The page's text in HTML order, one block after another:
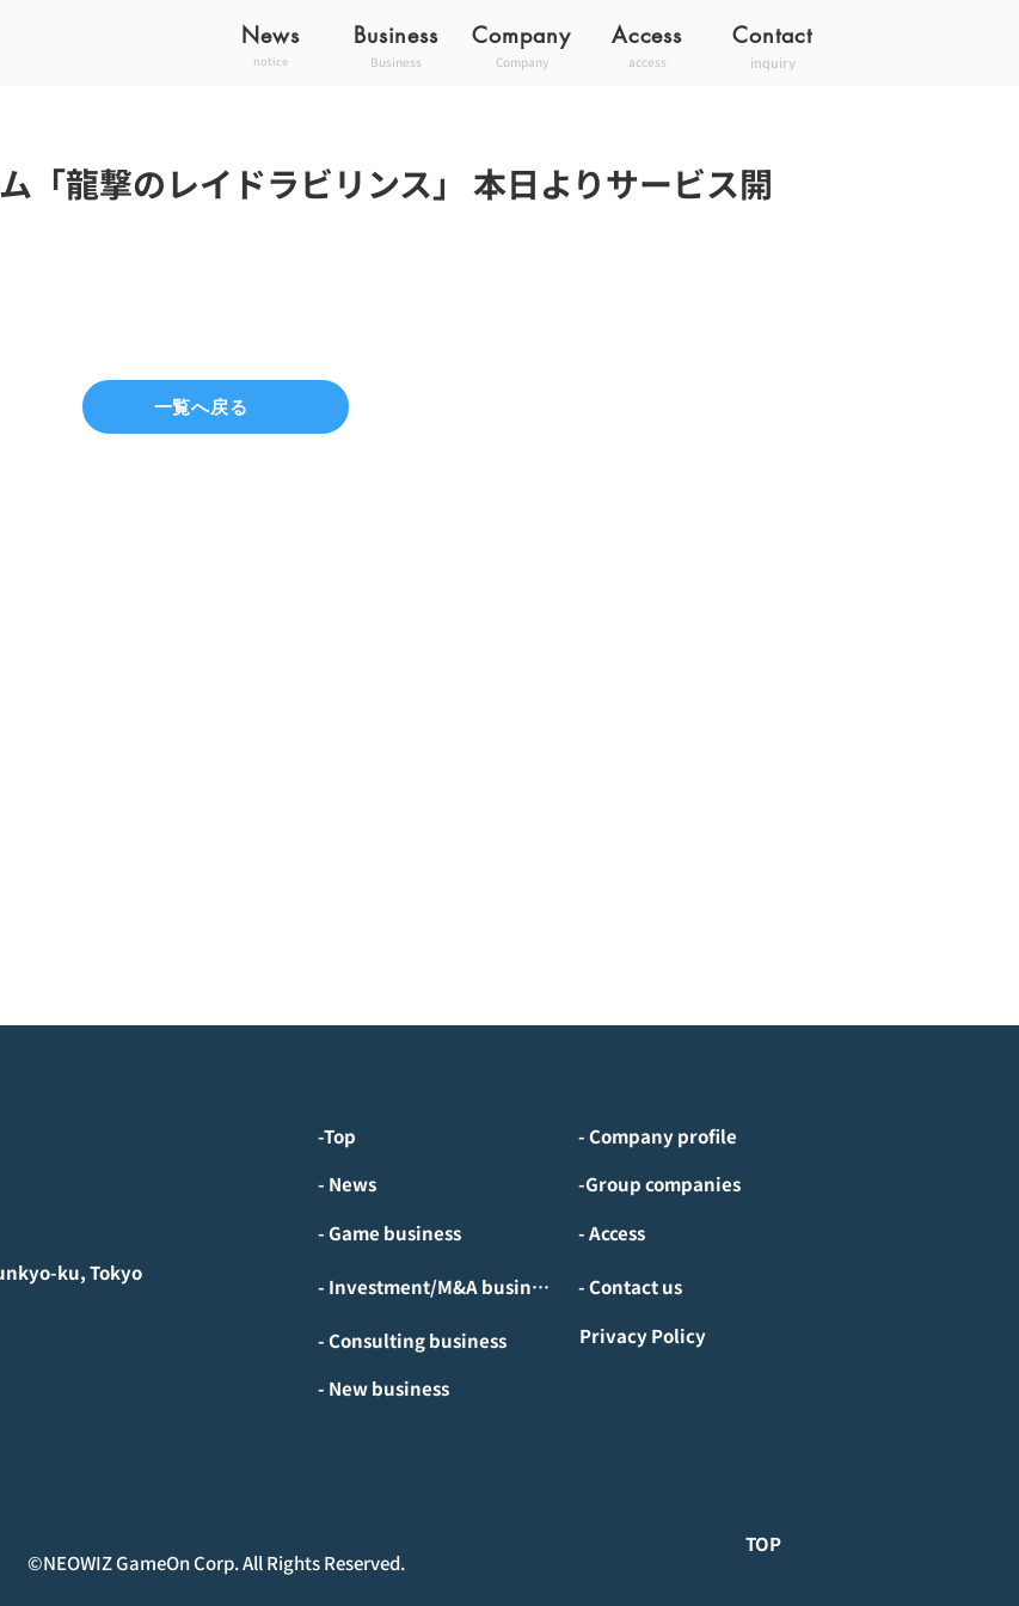
News Business
notice Business
Access Contact
access inquiry
Company
Company
「龍撃のレイドラビリンス」 本日よりサービス開
一覧へ戻る
ku, Tokyo
-Top
- News
- Game business
- Investment/M&A business
- Consulting business
- Company profile
-Group companies
- Access
- Contact us
Privacy Policy
- New business
©︎NEOWIZ GameOn Corp. All Rights Reserved.
TOP